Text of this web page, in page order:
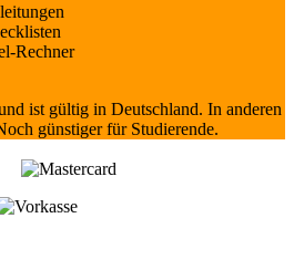
Rechner
ist gültig in Deutschland. In anderen
günstiger für Studierende.